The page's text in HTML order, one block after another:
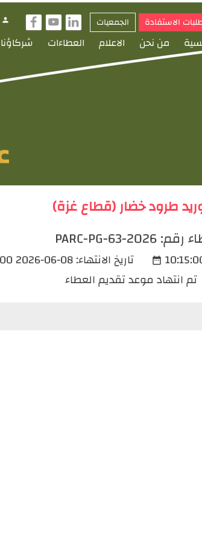
الاستفادة الجمعيات i
y
f
person
من نحن الاعلام العطاءات شركاؤنا
طرود خضار (قطاع غزة)
رقم:PARC-PG-63-2026
date_range تاريخ الانتهاء:2026-06-08 14:00:00
تم انتهاد موعد تقديم العطاء